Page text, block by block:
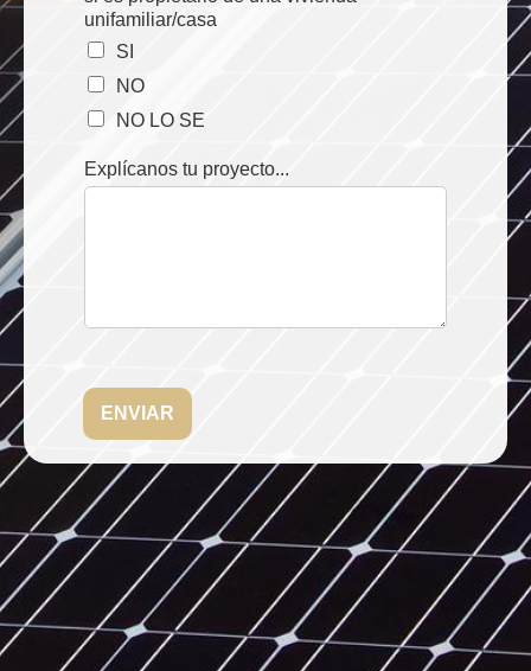
unifamiliar/casa
SI
NO
NO LO SE
Explícanos tu proyecto...
ENVIAR